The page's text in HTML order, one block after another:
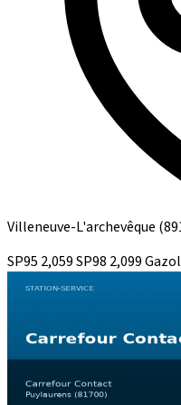
Villeneuve-L'archevêque
SP95 2,059SP98 2,099